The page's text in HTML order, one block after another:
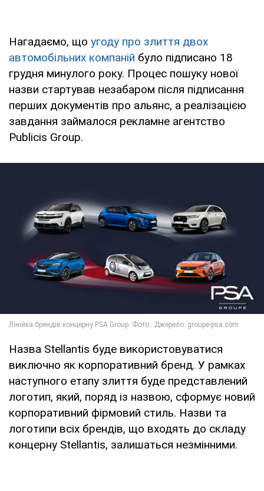
Нагадаємо, що угоду про злиття двох
автомобільних компаній було підписано 18
грудня минулого року. Процес пошуку нової
назви стартував незабаром після підписання
перших документів про альянс, а реалізацією
завдання займалося рекламне агентство
Publicis Group.
Назва Stellantis буде використовуватися
виключно як корпоративний бренд. У рамках
наступного етапу злиття буде представлений
логотип, який, поряд із назвою, сформує новий
корпоративний фірмовий стиль. Назви та
логотипи всіх брендів, що входять до складу
концерну Stellantis, залишаться незмінними.